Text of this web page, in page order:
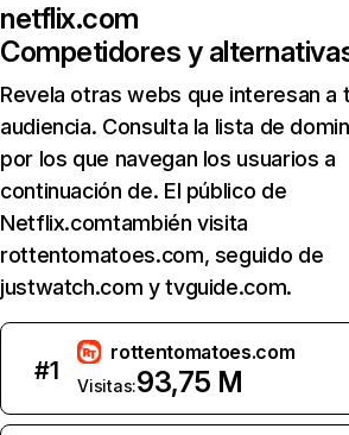
netflix.com
Competidores y
Revela otras webs que interesan a
audiencia. Consulta la lista de
por los que navegan los usuarios a
continuación de. El público de
Netflix.comtambién visita
rottentomatoes.com, seguido de
justwatch.com y tvguide.com.
#1
rottentomatoes.com
Visitas:93,75 M